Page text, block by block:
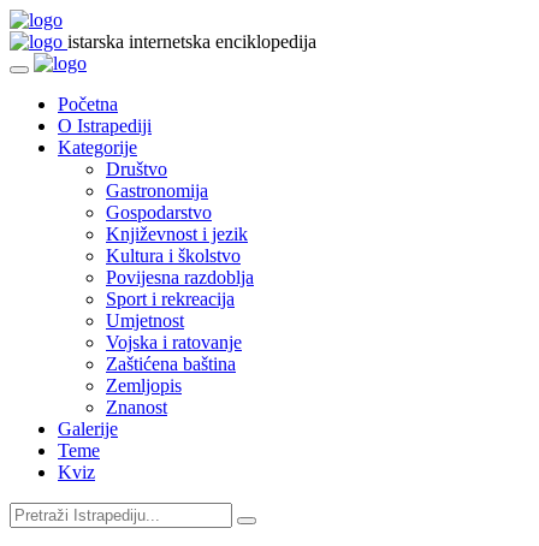
istarska internetska enciklopedija
Početna
O Istrapediji
Kategorije
Društvo
Gastronomija
Gospodarstvo
Književnost i jezik
Kultura i školstvo
Povijesna razdoblja
Sport i rekreacija
Umjetnost
Vojska i ratovanje
Zaštićena baština
Zemljopis
Znanost
Galerije
Teme
Kviz